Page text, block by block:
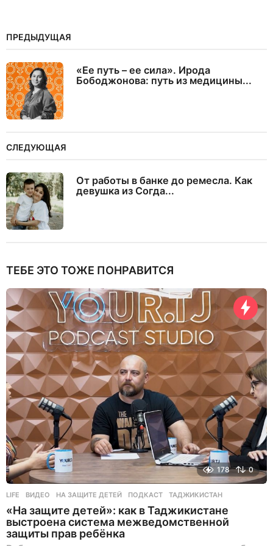
ПРЕДЫДУЩАЯ
«Ее путь – ее сила». Ирода
Бободжонова: путь из медицины...
СЛЕДУЮЩАЯ
От работы в банке до ремесла. Как
девушка из Согда...
ТЕБЕ ЭТО ТОЖЕ ПОНРАВИТСЯ
178 0
LIFE ВИДЕО ,НА ЗАЩИТЕ ДЕТЕЙ ,ПОДКАСТ ,ТАДЖИКИСТАН
«На защите детей»: как в Таджикистане
выстроена система межведомственной
защиты прав ребёнка